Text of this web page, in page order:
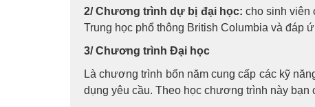
2/ Chương trình dự bị đại học: cho sinh viên
Trung học phổ thông British Columbia và đáp
3/ Chương trình Đại học
Là chương trình bốn năm cung cấp các kỹ
dụng yêu cầu. Theo học chương trình này